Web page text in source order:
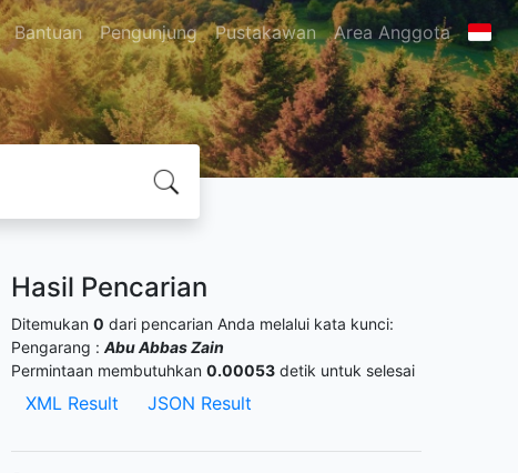
Bantuan Pengunjung Pustakawan Area Anggota
Hasil Pencarian
Ditemukan 0 dari pencarian Anda melalui kata kunci:
Pengarang : Abu Abbas Zain
Permintaan membutuhkan 0.00053 detik untuk selesai
XML Result JSON Result